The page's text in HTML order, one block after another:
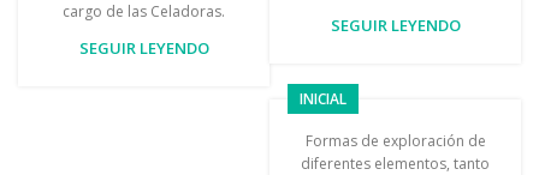
cargo de las Celadoras.
SEGUIR LEYENDO
SEGUIR LEYENDO
INICIAL
Formas de exploración de
diferentes elementos, tanto